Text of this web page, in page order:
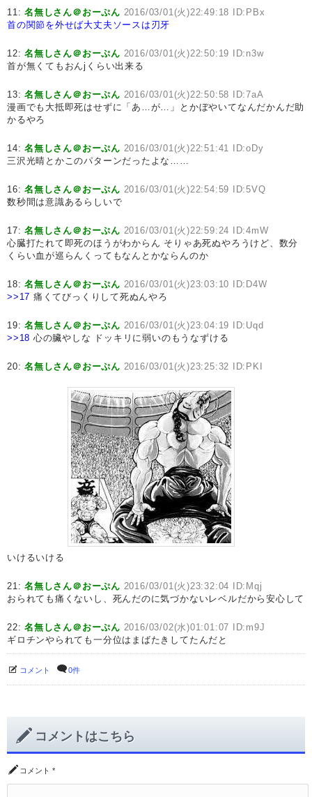
11:名無しさん＠おーぷん 2016/03/01(火)22:49:18 ID:PBx
首の関節を外せば大丈夫ソースは刃牙
12:名無しさん＠おーぷん 2016/03/01(火)22:50:19 ID:n3w
首が無くてもおんjくらい出来る
13:名無しさん＠おーぷん 2016/03/01(火)22:50:58 ID:7aA
漫画でも大抵即死はせずに「あ…が…」とかぼやいてなんだかんだ助
かるやろ
14:名無しさん＠おーぷん 2016/03/01(火)22:51:41 ID:oDy
三沢光晴とかこのパターンだったよな……
16:名無しさん＠おーぷん 2016/03/01(火)22:54:59 ID:5VQ
数秒間は意識あるらしいで
17:名無しさん＠おーぷん 2016/03/01(火)22:59:24 ID:4mW
心臓打たれて即死のほうがわからん そりゃあ死ぬやろうけど、数分
くらい血が巡らんくってもなんとかならんのか
18:名無しさん＠おーぷん 2016/03/01(火)23:03:10 ID:D4W
>>17 痛くてびっくりして死ぬんやろ
19:名無しさん＠おーぷん 2016/03/01(火)23:04:19 ID:Uqd
>>18 心の臟やしな ドッキリに弱いのもうなずける
20:名無しさん＠おーぷん 2016/03/01(火)23:25:32 ID:PKI
いけるいける
21:名無しさん＠おーぷん 2016/03/01(火)23:32:04 ID:Mqj
おられても痛くないし、死んだのに気づかないレベルだから安心して
22:名無しさん＠おーぷん 2016/03/02(水)01:01:07 ID:m9J
ギロチンやられても一分位はまばたきしてたんだと
コメント 0件
コメントはこちら
コメント *